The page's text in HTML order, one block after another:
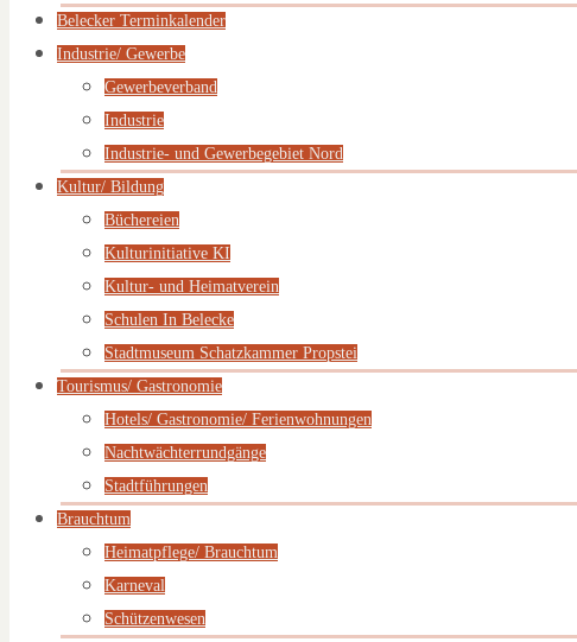
Belecker Terminkalender
Industrie/ Gewerbe
Gewerbeverband
Industrie
Industrie- und Gewerbegebiet Nord
Kultur/ Bildung
Büchereien
Kulturinitiative KI
Kultur- und Heimatverein
Schulen In Belecke
Stadtmuseum Schatzkammer Propstei
Tourismus/ Gastronomie
Hotels/ Gastronomie/ Ferienwohnungen
Nachtwächterrundgänge
Stadtführungen
Brauchtum
Heimatpflege/ Brauchtum
Karneval
Schützenwesen